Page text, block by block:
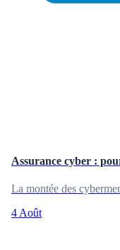
Assurance cyber :
La montée des
4 Août